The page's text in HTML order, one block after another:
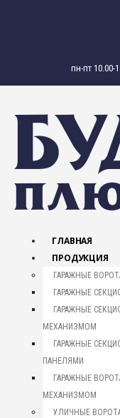
пн-пт 10.00-
ГЛАВНАЯ
ПРОДУКЦИЯ
ГАРАЖНЫЕ
ГАРАЖНЫЕ
ГАРАЖНЫЕ
МЕХАНИЗМОМ
ГАРАЖНЫЕ
ПАНЕЛЯМИ
ГАРАЖНЫЕ
МЕХАНИЗМОМ
УЛИЧНЫЕ